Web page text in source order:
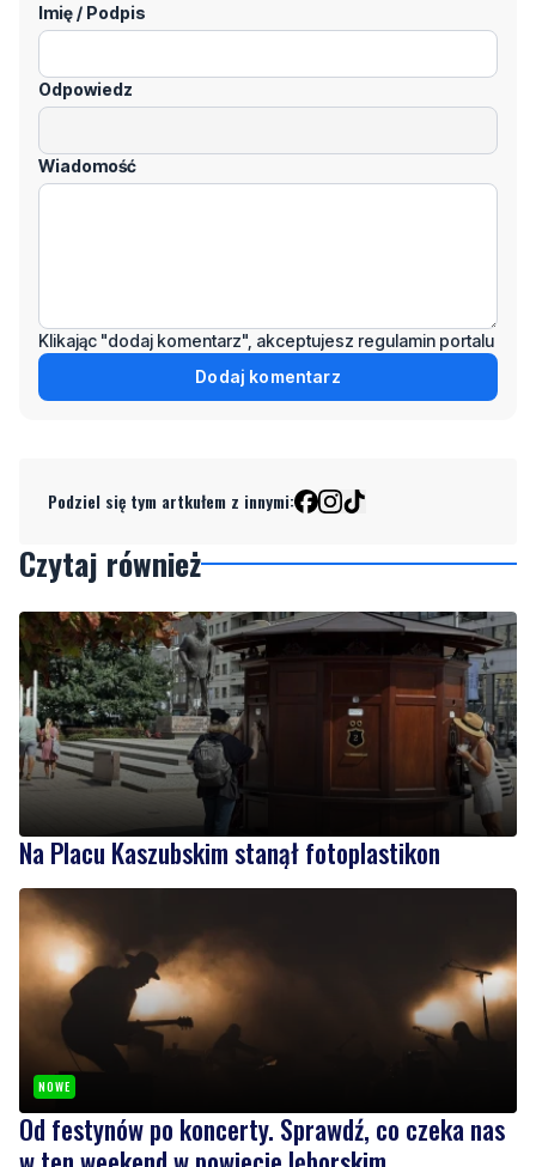
Imię / Podpis
Odpowiedz
Wiadomość
Klikając "dodaj komentarz", akceptujesz regulamin portalu
Dodaj komentarz
Podziel się tym artkułem z innymi:
Czytaj również
Na Placu Kaszubskim stanął fotoplastikon
NOWE
Od festynów po koncerty. Sprawdź, co czeka nas